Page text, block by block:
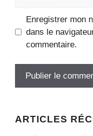
Enregistrer mon
dans le
commentaire.
ARTICLES